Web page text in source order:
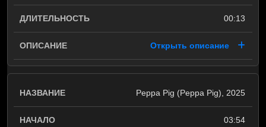
00:13
Открыть описание
Peppa Pig (Peppa Pig), 2025
03:54